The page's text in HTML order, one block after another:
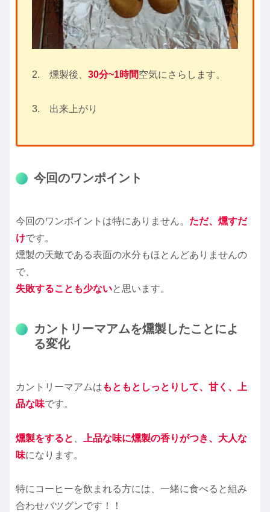
2. 燻製後、 30分~1時間空気にさらします。
3. 出来上がり
今回のワンポイント
今回のワンポイントは特にありません。 ただ、燻すだ
けです。
燻製の天敵である表面の水分もほとんどありませんの
で、
失敗することも少ないと思います。
カントリーマアムを燻製したことによ
る変化
カントリーマアムは もともとしっとりして、甘く、上
品な味です。
燻製をすると
上品な味に燻製の香りがつき、大人な
味になります。
特にコーヒーを飲まれる方には、一緒に食べると組み
合わせバツグンです！！